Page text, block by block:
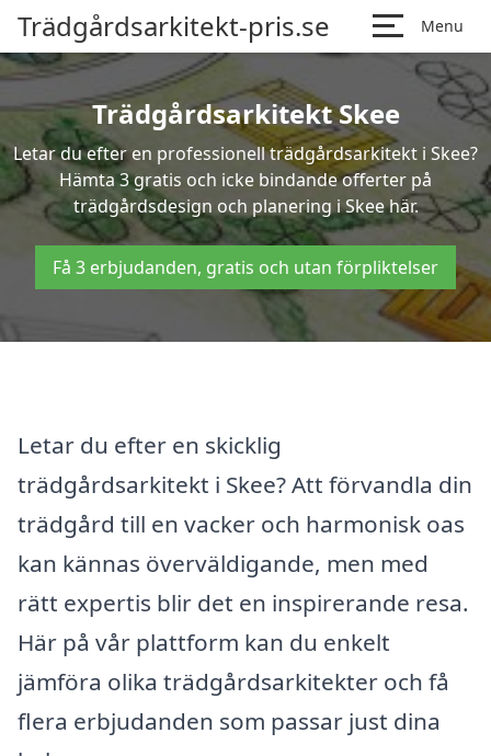
Trädgårdsarkitekt-pris.se Menu
Trädgårdsarkitekt Skee
Letar du efter en professionell trädgårdsarkitekt i Skee?
Hämta 3 gratis och icke bindande offerter på
trädgårdsdesign och planering i Skee här.
Få 3 erbjudanden, gratis och utan förpliktelser
Letar du efter en skicklig
trädgårdsarkitekt i Skee? Att förvandla din
trädgård till en vacker och harmonisk oas
kan kännas överväldigande, men med
rätt expertis blir det en inspirerande resa.
Här på vår plattform kan du enkelt
jämföra olika trädgårdsarkitekter och få
flera erbjudanden som passar just dina